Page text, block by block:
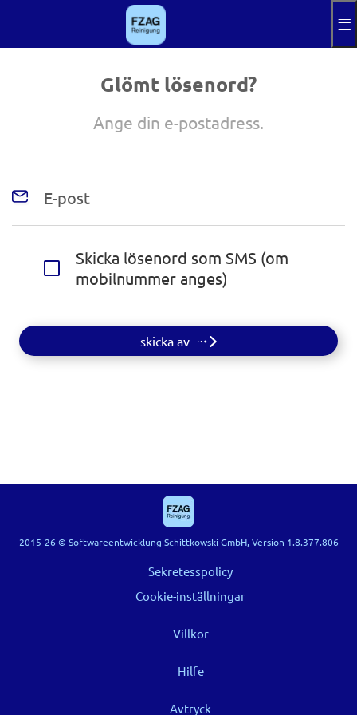
Hoppa till huvudinnehållet
Avtryck
Glömt lösenord?
Ange din e-postadress.
E-post
Skicka lösenord som SMS (om
mobilnummer anges)
skicka av
2015-26 © Softwareentwicklung Schittkowski GmbH, Version 1.8.377.806
Sekretesspolicy
Cookie-inställningar
Villkor
Hilfe
Avtryck